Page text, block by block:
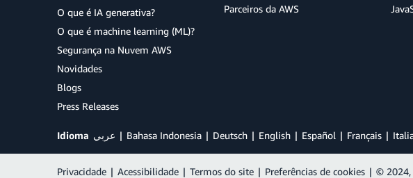
O que é IA generativa?
O que é machine learning (ML)?
Segurança na Nuvem AWS
Novidades
Blogs
Press Releases
Parceiros da AWS
Idioma عربي Bahasa Indonesia Deutsch English Español Français
Privacidade | Acessibilidade | Termos do site | Preferências de cookies | © 2024,